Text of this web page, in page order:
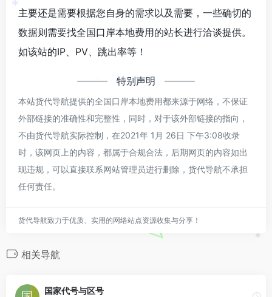
主要还是需要根据您自身的需求以及需要，一些确切的
数据则需要找全国口岸本地费用的站长进行洽谈提供。
如该站的IP、PV、跳出率等！
特别声明
本站货代导航提供的全国口岸本地费用都来源于网络，不保证
外部链接的准确性和完整性，同时，对于该外部链接的指向，
不由货代导航实际控制，在2021年 1月 26日 下午3:08收录
时，该网页上的内容，都属于合规合法，后期网页的内容如出
现违规，可以直接联系网站管理员进行删除，货代导航不承担
任何责任。
货代导航致力于优质、实用的网络站点资源收集与分享！
相关导航
国家代号与区号